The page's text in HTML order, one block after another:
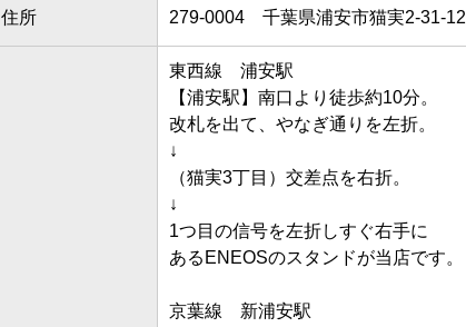
住所 279-0004 千葉県浦安市猫実2-31-12
東西線　浦安駅
【浦安駅】南口より徒歩約10分。
改札を出て、やなぎ通りを左折。
↓
（猫実3丁目）交差点を右折。
↓
1つ目の信号を左折しすぐ右手に
あるENEOSのスタンドが当店です。
京葉線　新浦安駅